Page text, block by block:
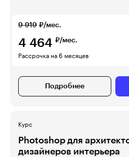
9 919 ₽/мес.
4 464 ₽/мес.
Рассрочка на 6 месяцев
Подробнее
Курс
Photoshop для
дизайнеров интерьера